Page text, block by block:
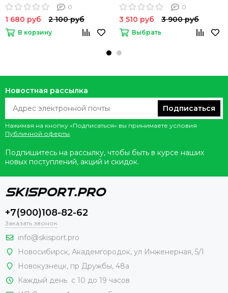
0
1 680 руб 2 100 руб
В корзину
0
3 510 руб 3 900 руб
Выбрать
Новостная рассылка
Подписаться
Нажимая на кнопку «Подписаться» вы принимаете условия
Публичной оферты.
Подпишитесь на рассылку, чтобы быть в курсе наших
новых поступлений, акций и скидок.
+7(900)108-82-62
Заказать звонок
info@skisport.pro
Новосибирск, Академгородок, ул Инженерная, 5/1
Новокузнецк, пр Дружбы, 48а
Каждый день с 10 до 19 часов